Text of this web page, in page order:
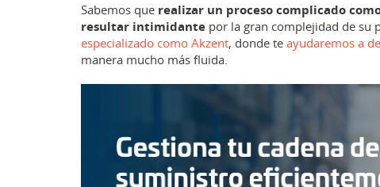
Sabemos que realizar un proceso complicado
resultar intimidante por la gran complejidad de su
especializado como Akzent, donde te ayudaremos a
manera mucho más fluida.